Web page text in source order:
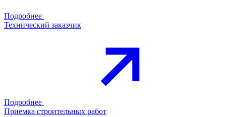
Подробнее
Технический заказчик
Подробнее
Приемка строительных работ